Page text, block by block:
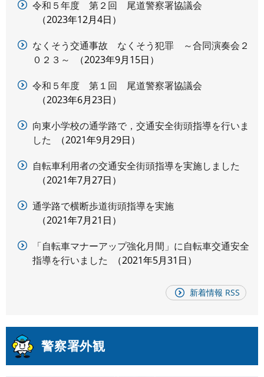
令和５年度 第２回 尾道警察署協議会
2023年12月4日
なくそう交通事故 なくそう犯罪 ～合同演奏会２
０２３～
2023年9月15日
令和５年度 第１回 尾道警察署協議会
2023年6月23日
向東小学校の通学路で，交通安全街頭指導を行いま
した
2021年9月29日
自転車利用者の交通安全街頭指導を実施しました
2021年7月27日
通学路で横断歩道街頭指導を実施
2021年7月21日
「自転車マナーアップ強化月間」に自転車交通安全
指導を行いました
2021年5月31日
新着情報 RSS
警察署外観